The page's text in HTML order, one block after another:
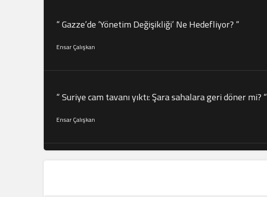
“ Gazze’de ‘Yönetim Değişikliği’ Ne Hedefliyor? “
Ensar Çalışkan
“ Suriye cam tavanı yıktı: Şara sahalara geri döner mi? “
Ensar Çalışkan